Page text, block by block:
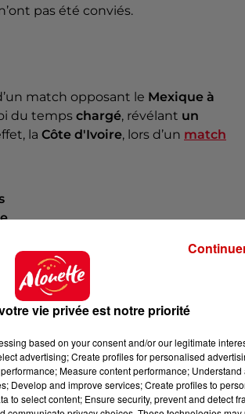
pas été conviés.
match opposant le Mexique à
du temps chargé, révélant un
la Côte d'Ivoire, lors d’un match
York
que vous avez exprimé. Si vous
sur le bouton ci-dessous.
vie privée est notre priorité
based on your consent and/or our legitimate
advertising; Create profiles for personalised
Measure content performance;
Develop and improve services; Create profiles to
to select content; Ensure security, prevent and detect